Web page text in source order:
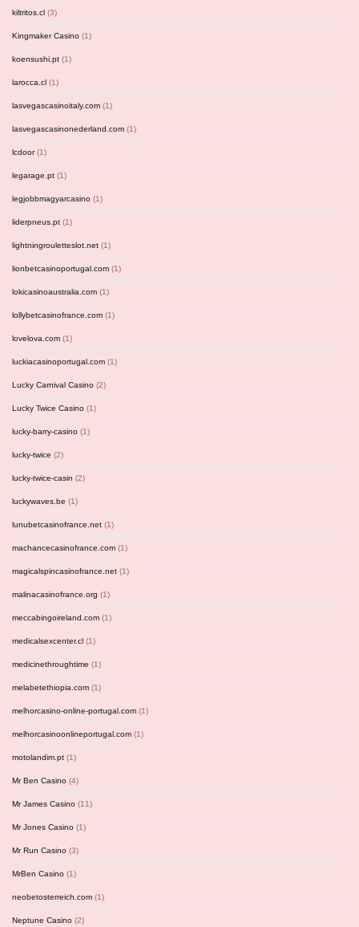
kiltritos.cl (3)
Kingmaker Casino (1)
koensushi.pt (1)
larocca.cl (1)
lasvegascasinoitaly.com (1)
lasvegascasinonederland.com (1)
lcdoor(1)
legarage.pt (1)
legjobbmagyarcasino (1)
liderpneus.pt (1)
lightningrouletteslot.net (1)
lionbetcasinoportugal.com (1)
lokicasinoaustralia.com (1)
lollybetcasinofrance.com (1)
lovelova.com (1)
luckiacasinoportugal.com (1)
Lucky Carnival Casino (2)
Lucky Twice Casino (1)
lucky-barry-casino (1)
lucky-twice (2)
lucky-twice-casin (2)
luckywaves.be (1)
lunubetcasinofrance.net (1)
machancecasinofrance.com (1)
magicalspincasinofrance.net (1)
malinacasinofrance.org (1)
meccabingoireland.com (1)
medicalsexcenter.cl (1)
medicinethroughtime (1)
melabetethiopia.com (1)
melhorcasino-online-portugal.com (1)
melhorcasinoonlineportugal.com (1)
motolandim.pt (1)
Mr Ben Casino (4)
Mr James Casino (11)
Mr Jones Casino (1)
Mr Run Casino (3)
MrBen Casino (1)
neobetosterreich.com (1)
Neptune Casino (2)